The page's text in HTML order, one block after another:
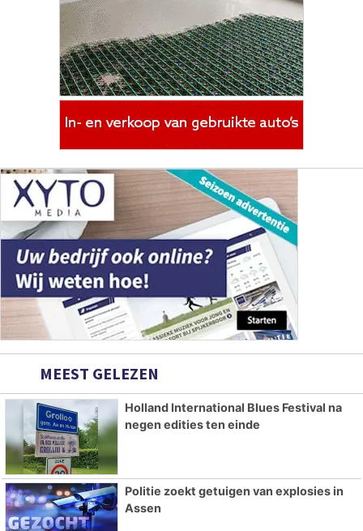
MEEST GELEZEN
Holland International Blues Festival na
negen edities ten einde
Politie zoekt getuigen van explosies in
Assen